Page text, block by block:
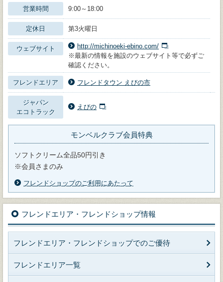
営業時間 9:00～18:00
定休日 第3火曜日
ウェブサイト
http://michinoeki-ebino.com/
※最新の情報を施設のウェブサイト等で必ずご
確認ください。
フレンドエリア フレンドタウン えびの市
ジャパン
エコトラック
えびの
モンベルクラブ会員特典
ソフトクリーム全品50円引き
※会員さまのみ
フレンドショップのご利用にあたって
フレンドエリア・フレンドショップ情報
フレンドエリア・フレンドショップでのご優待
フレンドエリア一覧